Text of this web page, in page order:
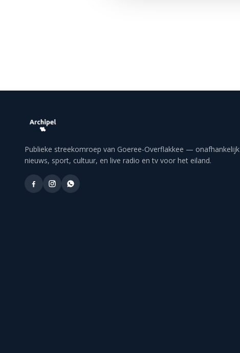
Publieke streekomroep van Goeree-Overflakkee — onafhankelijk
nieuws, sport, cultuur, en live radio en tv voor het eiland.